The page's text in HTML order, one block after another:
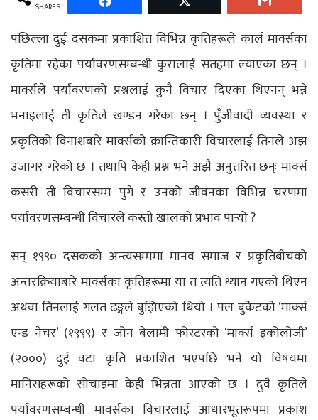
SHARES
पछिल्ला दुई दसकमा प्रकाशित विभिन्न कृतिहरूले कार्ल मार्क्सका
कृतिमा रहेका पर्यावरणसम्बन्धी कुरालाई सतहमा ल्याएका छन् ।
मार्क्सले पर्यावरणको प्रश्नलाई कुनै विचार दिएका थिएनन् भन्ने
भनाइलाई ती कृतिले खण्डन गरेका छन् । पुँजीवादी व्यवस्था र
प्रकृतिको विनाशबारे मार्क्सको क्रान्तिकारी विचारलाई तिनले अझ
उजागर गरेको छ । तथापि केही प्रश्न भने अझै अनुत्तरित छन्ः मार्क्स
कसरी ती विचारसम्म पुगे र उनको जीवनका विभिन्न चरणमा
पर्यावरणसम्बन्धी विचारले कस्तो खालको प्रभाव पार्‍यो ?
सन् १९९० दसकको अन्त्यसम्ममा मानव समाज र प्रकृतिबीचको
अन्तरक्रियाबारे मार्क्सका कृतिहरूमा या त त्यति ध्यान गएको थिएन
अथवा तिनलाई गलत ढङ्गले बुझिएको थियो । पल बुर्केटको ‘मार्क्स
एन्ड नेचर’ (१९९९) र जोन बेलामी फोस्टरको ‘मार्क्स इकोलोजी’
(२०००) दुई वटा कृति प्रकाशित भएपछि भने यो विषयमा
मानिसहरूको सोचाइमा केही भिन्नता आएको छ । दुवै कृतिले
पर्यावरणसम्बन्धी मार्क्सका विचारलाई आधारभूतरूपमा प्रकाश